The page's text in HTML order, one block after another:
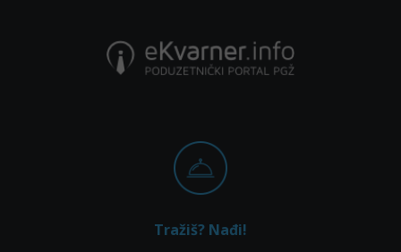
Tražiš? Nađi!